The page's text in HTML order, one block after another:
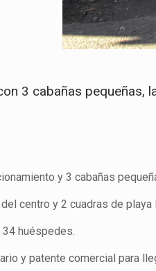
3 cabañas pequeñas,
y 3 cabañas
centro y 2 cuadras de playa
huéspedes.
y patente comercial para